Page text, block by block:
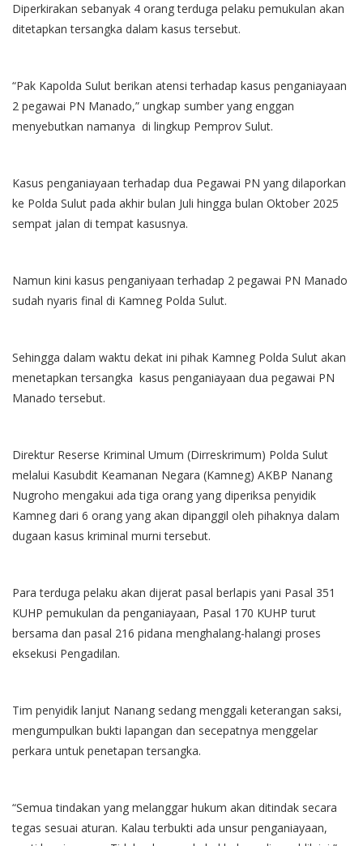
Diperkirakan sebanyak 4 orang terduga pelaku pemukulan akan
ditetapkan tersangka dalam kasus tersebut.
“Pak Kapolda Sulut berikan atensi terhadap kasus penganiayaan
2 pegawai PN Manado,” ungkap sumber yang enggan
menyebutkan namanya di lingkup Pemprov Sulut.
Kasus penganiayaan terhadap dua Pegawai PN yang dilaporkan
ke Polda Sulut pada akhir bulan Juli hingga bulan Oktober 2025
sempat jalan di tempat kasusnya.
Namun kini kasus penganiyaan terhadap 2 pegawai PN Manado
sudah nyaris final di Kamneg Polda Sulut.
Sehingga dalam waktu dekat ini pihak Kamneg Polda Sulut akan
menetapkan tersangka kasus penganiayaan dua pegawai PN
Manado tersebut.
Direktur Reserse Kriminal Umum (Dirreskrimum) Polda Sulut
melalui Kasubdit Keamanan Negara (Kamneg) AKBP Nanang
Nugroho mengakui ada tiga orang yang diperiksa penyidik
Kamneg dari 6 orang yang akan dipanggil oleh pihaknya dalam
dugaan kasus kriminal murni tersebut.
Para terduga pelaku akan dijerat pasal berlapis yani Pasal 351
KUHP pemukulan da penganiayaan, Pasal 170 KUHP turut
bersama dan pasal 216 pidana menghalang-halangi proses
eksekusi Pengadilan.
Tim penyidik lanjut Nanang sedang menggali keterangan saksi,
mengumpulkan bukti lapangan dan secepatnya menggelar
perkara untuk penetapan tersangka.
“Semua tindakan yang melanggar hukum akan ditindak secara
tegas sesuai aturan. Kalau terbukti ada unsur penganiayaan,